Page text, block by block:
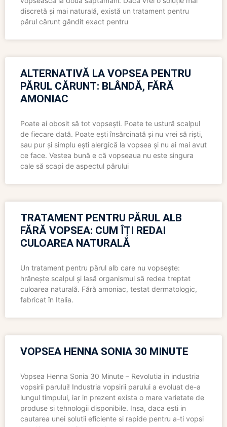
discretă și mai naturală, există un tratament pentru
părul cărunt gândit exact pentru
ALTERNATIVĂ LA VOPSEA PENTRU
PĂRUL CĂRUNT: BLÂNDĂ, FĂRĂ
AMONIAC
Poate ai obosit să tot vopsești. Poate te ustură scalpul
de fiecare dată. Poate ești însărcinată și nu vrei să riști,
sau pur și simplu ești alergică la vopsea și nu ai mai avut
ce face. Vestea bună e că vopseaua nu este singura
cale să scapi de aspectul părului
TRATAMENT PENTRU PĂRUL ALB
FĂRĂ VOPSEA: CUM ÎȚI REDAI
CULOAREA NATURALĂ
Un tratament pentru părul alb care nu vopsește:
hrănește scalpul și lasă organismul să redea treptat
culoarea naturală. Fără amoniac, testat dermatologic,
fabricat în Italia.
VOPSEA HENNA SONIA 30 MINUTE
Vopsea Henna Sonia 30 Minute – Revolutia in industria
vopsirii parului! Industria vopsirii parului a evoluat de-a
lungul timpului, iar in prezent exista o mare varietate de
produse si tehnologii disponibile. Insa, daca esti in
cautarea unei solutii eficiente si rapide pentru a-ti vopsi